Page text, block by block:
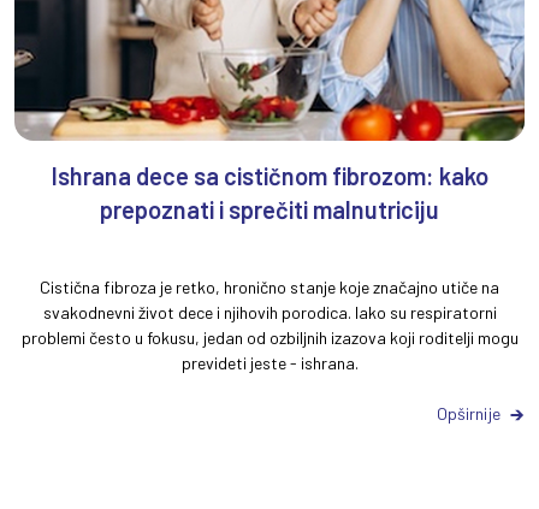
Ishrana dece sa cističnom fibrozom: kako
prepoznati i sprečiti malnutriciju
Cistična fibroza je retko, hronično stanje koje značajno utiče na
svakodnevni život dece i njihovih porodica. Iako su respiratorni
problemi često u fokusu, jedan od ozbiljnih izazova koji roditelji mogu
prevideti jeste - ishrana.
Opširnije